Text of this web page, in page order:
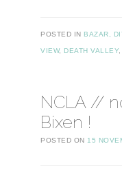
POSTED IN BAZAR,
VIEW, DEATH VALLEY
NCLA //
Bixen !
POSTED ON 15